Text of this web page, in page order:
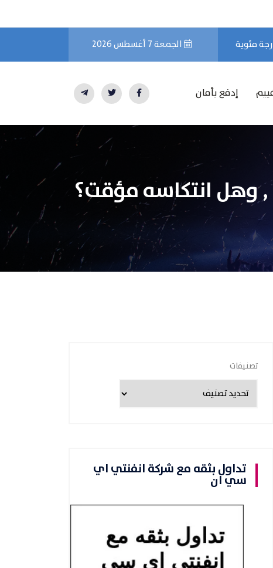
الجمعة 7 أغسطس 2026
إدفع بأمان
, وهل انتكاسه مؤقت؟
تصنيفات
تداول بثقه مع شركة انفنتي اي
سي ان